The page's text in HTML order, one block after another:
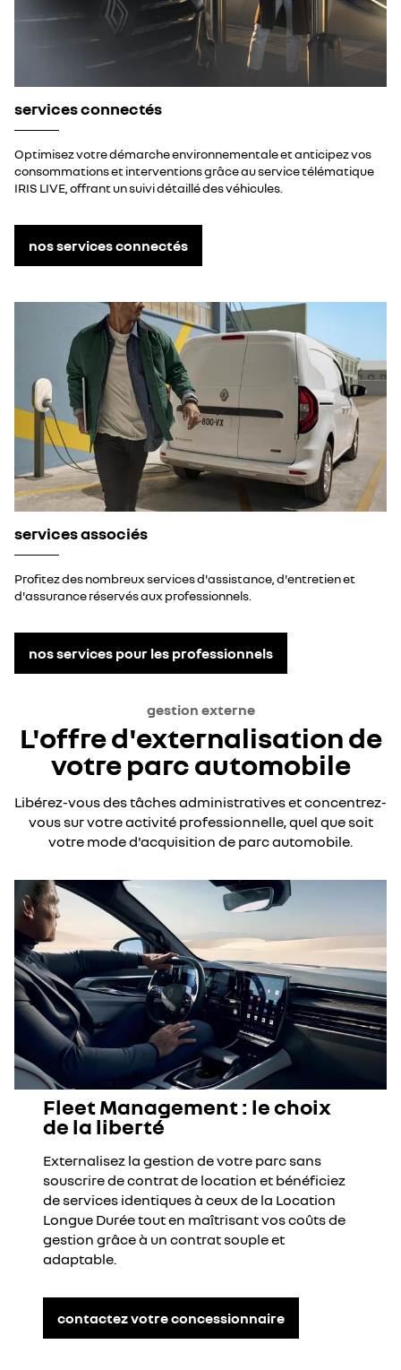
services connectés
Optimisez votre démarche environnementale et anticipez vos
consommations et interventions grâce au service télématique
IRIS LIVE, offrant un suivi détaillé des véhicules.
nos services connectés
services associés
Profitez des nombreux services d'assistance, d'entretien et
d'assurance réservés aux professionnels.
nos services pour les professionnels
gestion externe
L'offre d'externalisation de
votre parc automobile
Libérez-vous des tâches administratives et concentrez-
vous sur votre activité professionnelle, quel que soit
votre mode d'acquisition de parc automobile.
Fleet Management : le choix
de la liberté
Externalisez la gestion de votre parc sans
souscrire de contrat de location et bénéficiez
de services identiques à ceux de la Location
Longue Durée tout en maîtrisant vos coûts de
gestion grâce à un contrat souple et
adaptable.
contactez votre concessionnaire